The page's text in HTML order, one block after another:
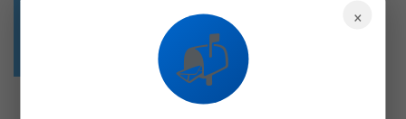
4.7k
Followers
×
📬